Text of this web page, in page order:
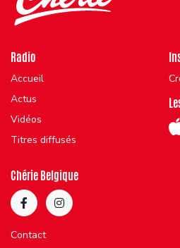
Radio
Accueil
Actus
Vidéos
Titres diffusés
Chérie Belgique
Contact